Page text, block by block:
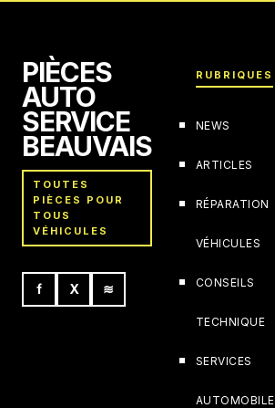
PIÈCES
AUTO
SERVICE
BEAUVAIS
TOUTES
PIÈCES POUR
TOUS
VÉHICULES
f X ≋
RUBRIQUES
NEWS
ARTICLES
RÉPARATION
VÉHICULES
CONSEILS
TECHNIQUE
SERVICES
AUTOMOBILE